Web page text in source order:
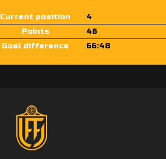
Current position
4
Points
46
Goal difference 66:48